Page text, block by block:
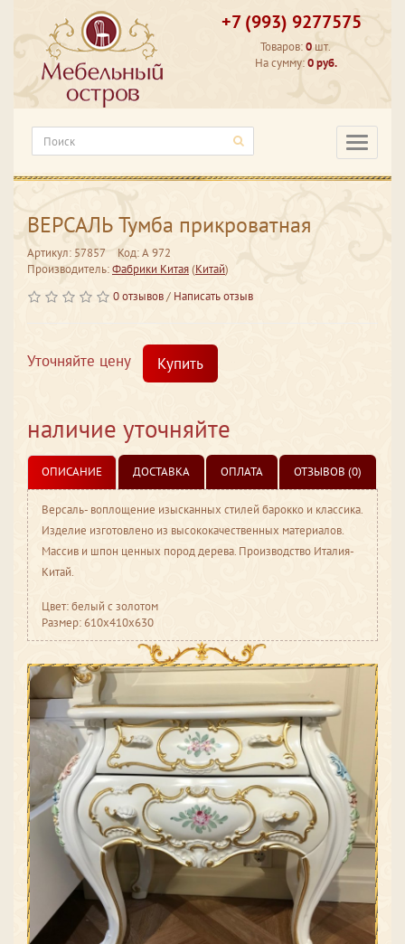
+7 (993) 9277575
Товаров:0 шт.
На сумму:0 руб.
ВЕРСАЛЬ Тумба прикроватная
Артикул: 57857
Код: А 972
Производитель:Фабрики Китая(Китай)
0 отзывов/ Написать отзыв
Уточняйте цену Купить
наличие уточняйте
ОПИСАНИЕ ДОСТАВКА ОПЛАТА ОТЗЫВОВ (0)
Версаль- воплощение изысканных стилей барокко и классика.
Изделие изготовлено из высококачественных материалов.
Массив и шпон ценных пород дерева. Производство Италия-
Китай.
Цвет: белый с золотом
Размер: 610x410x630